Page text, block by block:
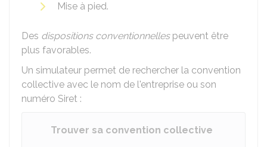
Mise à pied.
Des dispositions conventionnellespeuvent être
plus favorables.
Un simulateur permet de rechercher la convention
collective avec le nom de l'entreprise ou son
numéro Siret :
Trouver sa convention collective